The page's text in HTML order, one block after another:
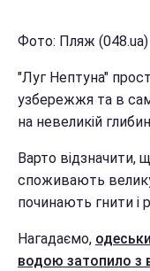
Фото: Пляж (048.ua)
"Луг Нептуна"
узбережжя та в
на невеликій
Варто відзначити,
споживають
починають гнити і
Нагадаємо,
водою затопило з